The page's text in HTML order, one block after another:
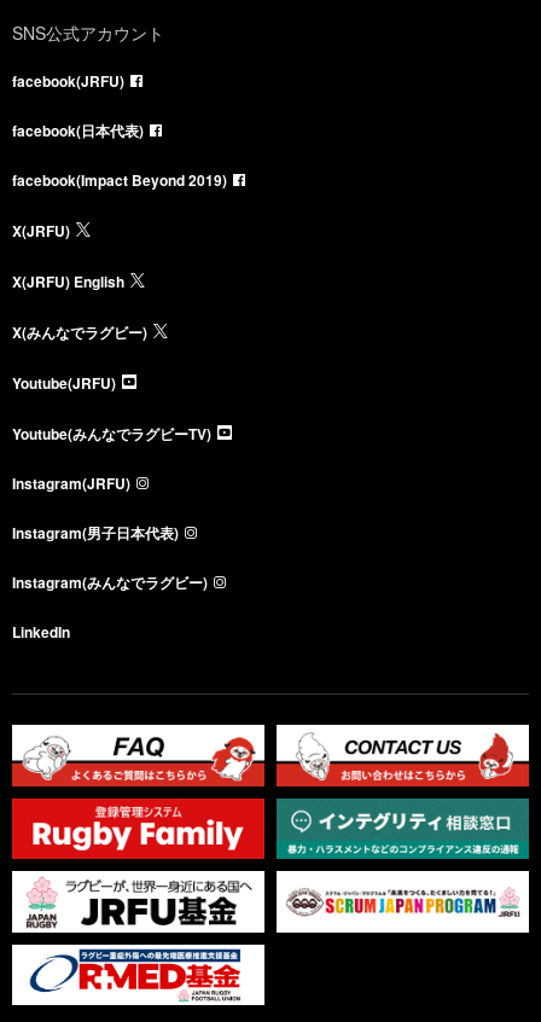
SNS公式アカウント
facebook(JRFU)
facebook(日本代表)
facebook(Impact Beyond 2019)
X(JRFU)
X(JRFU) English
X(みんなでラグビー)
Youtube(JRFU)
Youtube(みんなでラグビーTV)
Instagram(JRFU)
Instagram(男子日本代表)
Instagram(みんなでラグビー)
LinkedIn